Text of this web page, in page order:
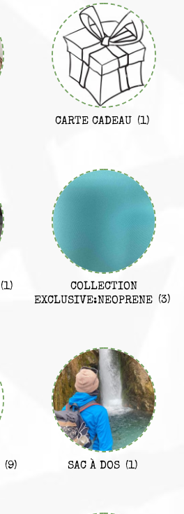
CARTE CADEAU (1)
(1)
COLLECTION
EXCLUSIVE:NEOPRENE (3)
(9) SAC À DOS (1)